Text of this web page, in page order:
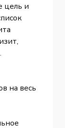
цель и
на весь